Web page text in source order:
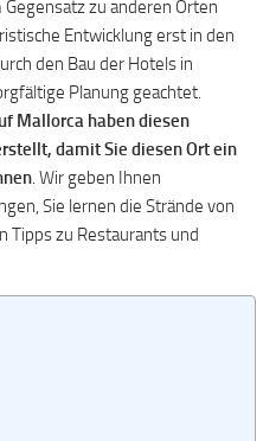
zu anderen Orten
Entwicklung erst in den
den Bau der Hotels in
Planung geachtet.
Mallorca haben diesen
damit Sie diesen Ort ein
. Wir geben Ihnen
Sie lernen die Strände von
Tipps zu Restaurants und